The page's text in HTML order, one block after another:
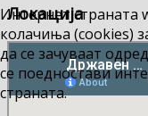
Локација
Интернет страната
колачиња (cookies)
да се зачуваат
се поедностави
страната.